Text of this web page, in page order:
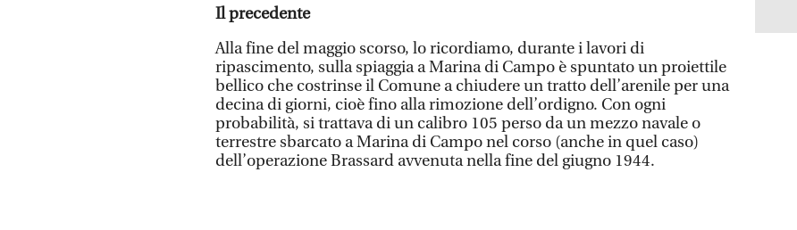
Il precedente
Alla fine del maggio scorso, lo ricordiamo, durante i lavori di
ripascimento, sulla spiaggia a Marina di Campo è spuntato un proiettile
bellico che costrinse il Comune a chiudere un tratto dell’arenile per una
decina di giorni, cioè fino alla rimozione dell’ordigno. Con ogni
probabilità, si trattava di un calibro 105 perso da un mezzo navale o
terrestre sbarcato a Marina di Campo nel corso (anche in quel caso)
dell’operazione Brassard avvenuta nella fine del giugno 1944.